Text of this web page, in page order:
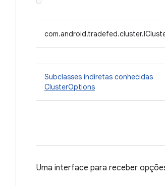
Subclasses indiretas conhecidas
ClusterOptions
Uma interface para receber